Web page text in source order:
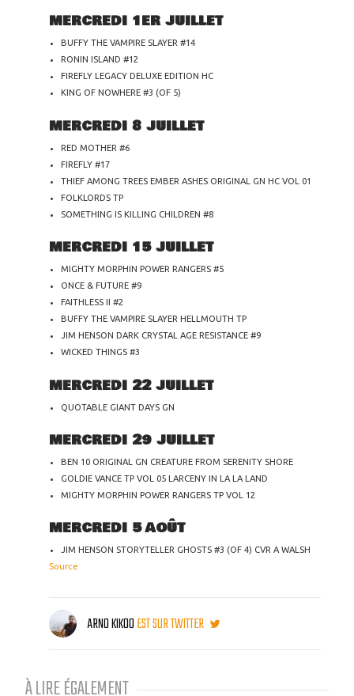
MERCREDI 1ER JUILLET
BUFFY THE VAMPIRE SLAYER #14
RONIN ISLAND #12
FIREFLY LEGACY DELUXE EDITION HC
KING OF NOWHERE #3 (OF 5)
MERCREDI 8 JUILLET
RED MOTHER #6
FIREFLY #17
THIEF AMONG TREES EMBER ASHES ORIGINAL GN HC VOL 01
FOLKLORDS TP
SOMETHING IS KILLING CHILDREN #8
MERCREDI 15 JUILLET
MIGHTY MORPHIN POWER RANGERS #5
ONCE & FUTURE #9
FAITHLESS II #2
BUFFY THE VAMPIRE SLAYER HELLMOUTH TP
JIM HENSON DARK CRYSTAL AGE RESISTANCE #9
WICKED THINGS #3
MERCREDI 22 JUILLET
QUOTABLE GIANT DAYS GN
MERCREDI 29 JUILLET
BEN 10 ORIGINAL GN CREATURE FROM SERENITY SHORE
GOLDIE VANCE TP VOL 05 LARCENY IN LA LA LAND
MIGHTY MORPHIN POWER RANGERS TP VOL 12
MERCREDI 5 AOÛT
JIM HENSON STORYTELLER GHOSTS #3 (OF 4) CVR A WALSH
Source
ARNO KIKOOEST SUR TWITTER
À LIRE ÉGALEMENT